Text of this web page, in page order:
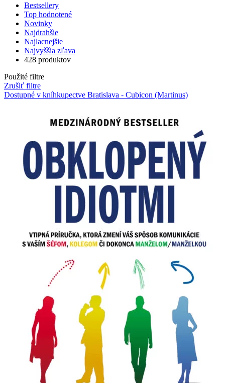
Bestsellery
Top hodnotené
Novinky
Najdrahšie
Najlacnejšie
Najvyššia zľava
428 produktov
Použité filtre
Zrušiť filtre
Dostupné v kníhkupectve Bratislava - Cubicon (Martinus)